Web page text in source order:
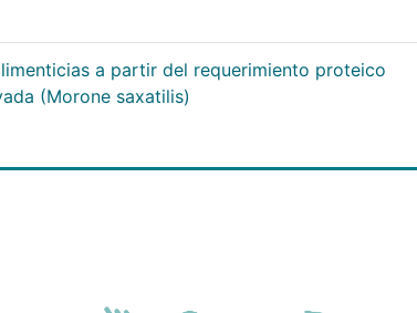
a partir del requerimiento proteico
(Morone saxatilis)